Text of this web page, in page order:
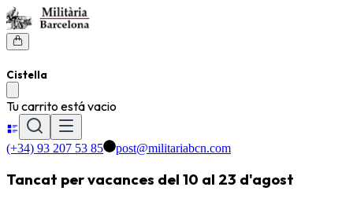
Cistella
Tu carrito está vacio
(+34) 93 207 53 85 post@militariabcn.com
Tancat per vacances del 10 al 23 d'agost